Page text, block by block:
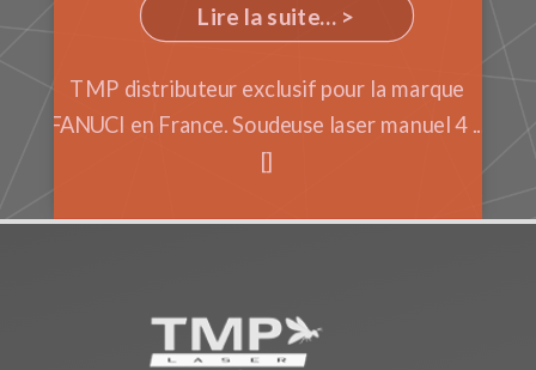
Lire la suite... >
TMP distributeur exclusif pour la marque
FANUCI en France. Soudeuse laser manuel 4 ...
[]